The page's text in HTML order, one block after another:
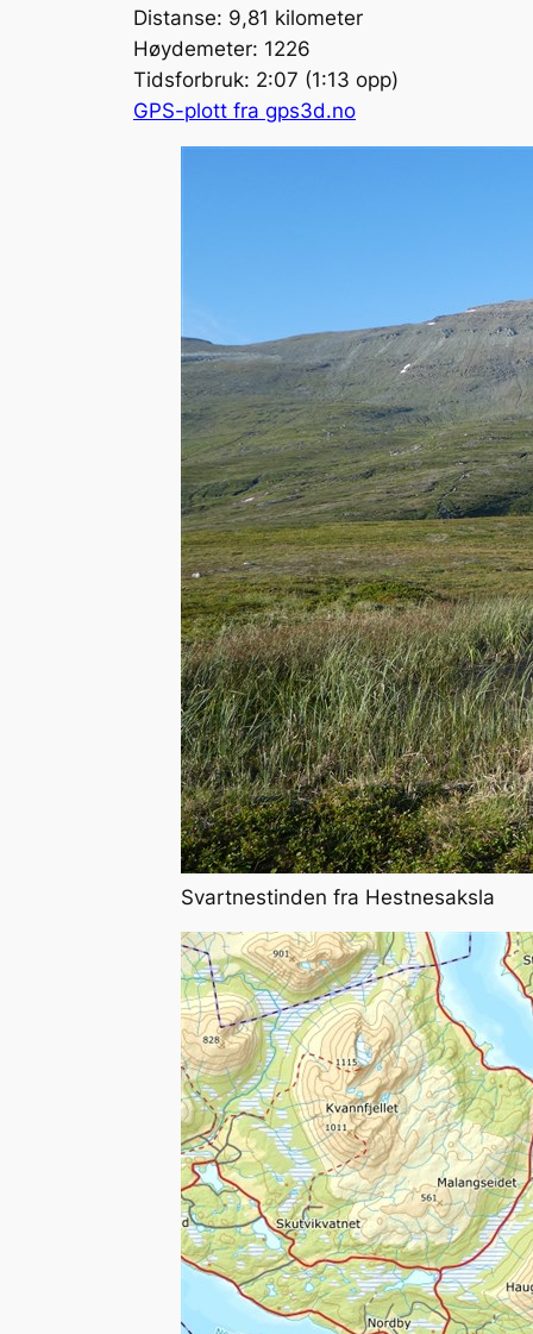
Distanse: 9,81 kilometer
Høydemeter: 1226
Tidsforbruk: 2:07 (1:13 opp)
GPS-plott fra gps3d.no
Svartnestinden fra Hestnesaksla